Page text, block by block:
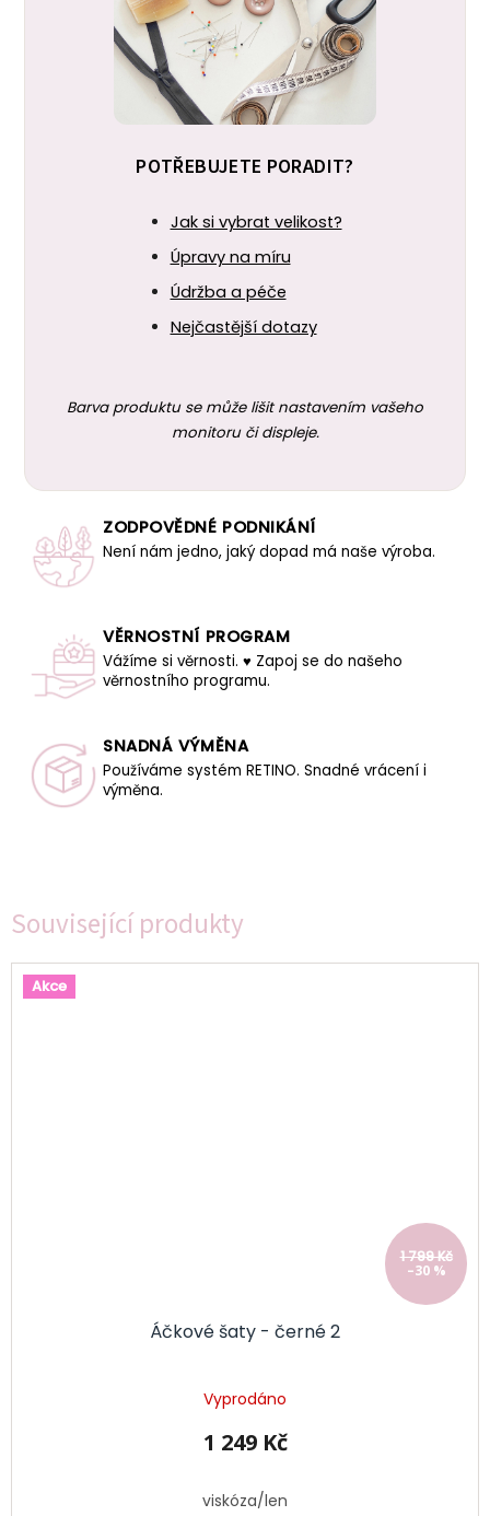
Související produkty
Akce
1 799 Kč
–30 %
Áčkové šaty - černé 2
Vyprodáno
1 249 Kč
viskóza/len
POTŘEBUJETE PORADIT?
Jak si vybrat velikost?
Úpravy na míru
Údržba a péče
Nejčastější dotazy
Barva produktu se může lišit nastavením vašeho
monitoru či displeje.
ZODPOVĚDNÉ PODNIKÁNÍ
Není nám jedno, jaký dopad má naše výroba.
VĚRNOSTNÍ PROGRAM
Vážíme si věrnosti. ♥ Zapoj se do našeho
věrnostního programu.
SNADNÁ VÝMĚNA
Používáme systém RETINO. Snadné vrácení i
výměna.